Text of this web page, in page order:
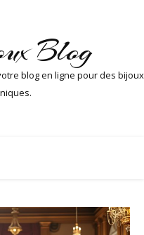
Blog
blog en ligne pour des bijoux